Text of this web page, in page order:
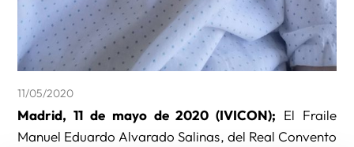
11/05/2020
Madrid, 11 de mayo de 2020 (IVICON); El Fraile
Manuel Eduardo Alvarado Salinas, del Real Convento